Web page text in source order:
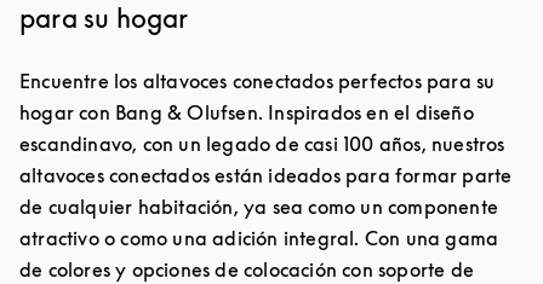
para su hogar
Encuentre los altavoces conectados perfectos para su
hogar con Bang & Olufsen. Inspirados en el diseño
escandinavo, con un legado de casi 100 años, nuestros
altavoces conectados están ideados para formar parte
de cualquier habitación, ya sea como un componente
atractivo o como una adición integral. Con una gama
de colores y opciones de colocación con soporte de